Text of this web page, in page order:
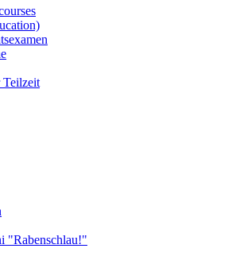
Teilzeit
"Rabenschlau!"